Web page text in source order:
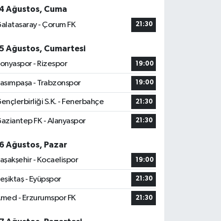
Ağustos, Cuma
- Çorum FK
21:30
Ağustos, Cumartesi
- Rizespor
19:00
- Trabzonspor 19:00
S.K. - Fenerbahçe 21:30
FK - Alanyaspor 21:30
Ağustos, Pazar
- Kocaelispor
19:00
- Eyüpspor 21:30
- Erzurumspor FK 21:30